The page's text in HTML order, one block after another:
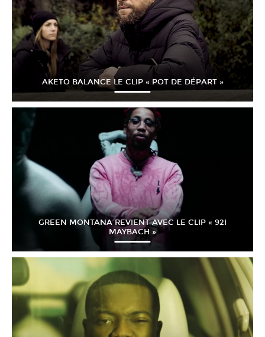
AKETO BALANCE LE CLIP « POT DE DÉPART »
GREEN MONTANA REVIENT AVEC LE CLIP « 92I
MAYBACH »